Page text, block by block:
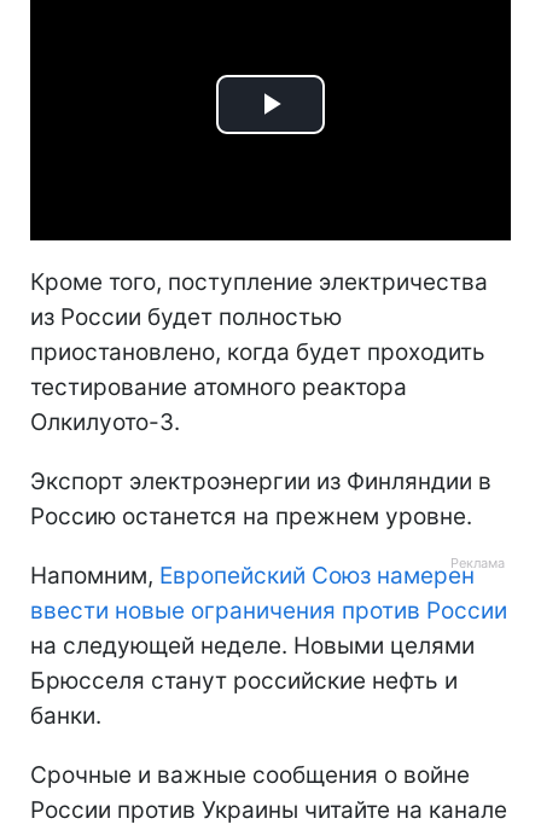
Play
Кроме того, поступление электричества
из России будет полностью
приостановлено, когда будет проходить
тестирование атомного реактора
Олкилуото-3.
Экспорт электроэнергии из Финляндии в
Россию останется на прежнем уровне.
Напомним, Европейский Союз намерен
ввести новые ограничения против России
на следующей неделе. Новыми целями
Брюсселя станут российские нефть и
банки.
Срочные и важные сообщения о войне
России против Украины читайте на канале